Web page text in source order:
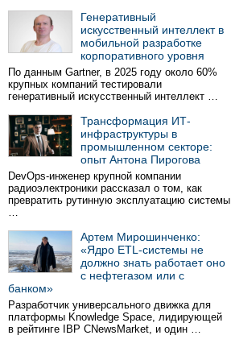
Генеративный
искусственный интеллект в
мобильной разработке
корпоративного уровня
По данным Gartner, в 2025 году около 60%
крупных компаний тестировали
генеративный искусственный интеллект …
Трансформация ИТ-
инфраструктуры в
промышленном секторе:
опыт Антона Пирогова
DevOps-инженер крупной компании
радиоэлектроники рассказал о том, как
превратить рутинную эксплуатацию системы
…
Артем Мирошинченко:
«Ядро ETL-системы не
должно знать работает оно
с нефтегазом или с
банком»
Разработчик универсального движка для
платформы Knowledge Space, лидирующей
в рейтинге IBP CNewsMarket, и один …